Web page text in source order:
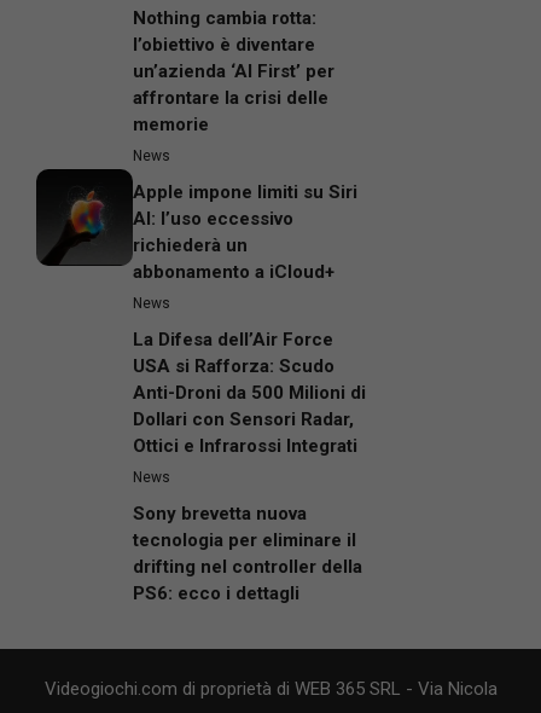
Nothing cambia rotta:
l’obiettivo è diventare
un’azienda ‘AI First’ per
affrontare la crisi delle
memorie
News
Apple impone limiti su Siri
AI: l’uso eccessivo
richiederà un
abbonamento a iCloud+
News
La Difesa dell’Air Force
USA si Rafforza: Scudo
Anti-Droni da 500 Milioni di
Dollari con Sensori Radar,
Ottici e Infrarossi Integrati
News
Sony brevetta nuova
tecnologia per eliminare il
drifting nel controller della
PS6: ecco i dettagli
Videogiochi.com di proprietà di WEB 365 SRL - Via Nicola